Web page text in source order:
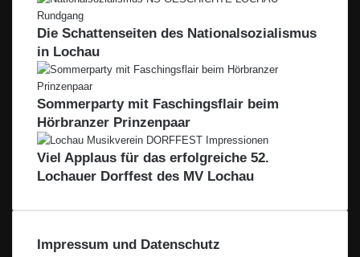
Die Schattenseiten des Nationalsozialismus
in Lochau
Sommerparty mit Faschingsflair beim
Hörbranzer Prinzenpaar
Viel Applaus für das erfolgreiche 52.
Lochauer Dorffest des MV Lochau
Impressum und Datenschutz